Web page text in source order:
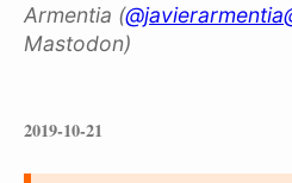
Armentia (
Mastodon)
2019-10-21